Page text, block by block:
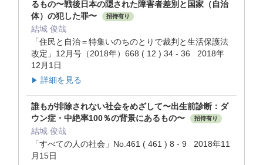
るもの〜戦後日本の隠された障害者差別と国家（自治
体）の犯した罪〜
招待有り
結城 俊哉
「住民と自治＝特集いのちのとりで裁判と生活保護法
改定」12月号（2018年）668 ( 12 ) 34 - 36 2018年
12月1日
▶ 詳細を見る
誰もが排除されない社会をめざして〜出生前診断：ダ
ウン症・中絶率100％の背景にあるもの〜
招待有り
結城 俊哉
「すべての人の社会」No.461 ( 461 ) 8 - 9 2018年11
月15日